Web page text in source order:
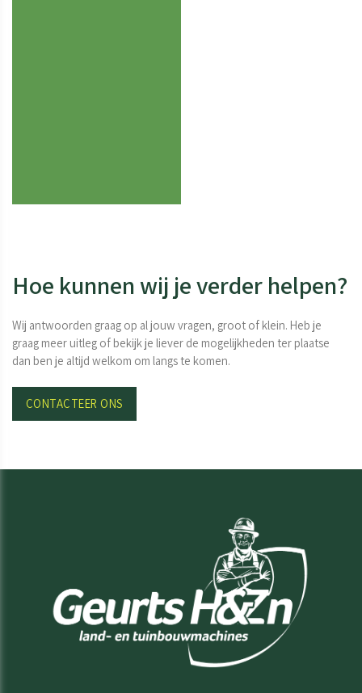
Hoe kunnen wij je verder helpen?
Wij antwoorden graag op al jouw vragen, groot of klein. Heb je
graag meer uitleg of bekijk je liever de mogelijkheden ter plaatse
dan ben je altijd welkom om langs te komen.
CONTACTEER ONS